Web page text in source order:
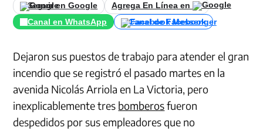
Seguir en Google
Agrega En Línea en
Canal en WhatsApp
Canal de Facebook
Dejaron sus puestos de trabajo para atender el gran
incendio que se registró el pasado martes en la
avenida Nicolás Arriola en La Victoria, pero
inexplicablemente tres bomberosfueron
despedidos por sus empleadores que no